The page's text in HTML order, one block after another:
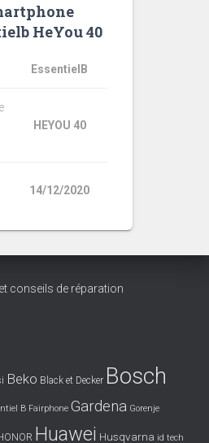
HeYou 40
EssentielB
HEYOU 40
14/12/2020
conseils de réparation
Beko Black et Decker Bosch
B Fairphone Gardena Gorenje
Huawei Husqvarna id tech